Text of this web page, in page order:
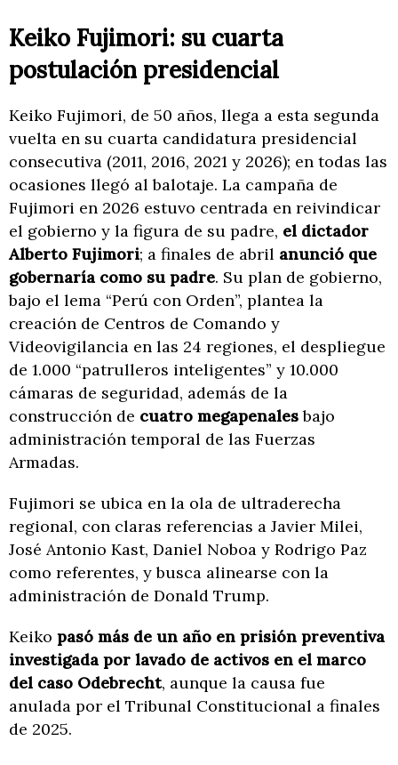
Keiko Fujimori: su cuarta
postulación presidencial
Keiko Fujimori, de 50 años, llega a esta segunda
vuelta en su cuarta candidatura presidencial
consecutiva (2011, 2016, 2021 y 2026); en todas las
ocasiones llegó al balotaje. La campaña de
Fujimori en 2026 estuvo centrada en reivindicar
el gobierno y la figura de su padre, el dictador
Alberto Fujimori; a finales de abril anunció que
gobernaría como su padre. Su plan de gobierno,
bajo el lema “Perú con Orden”, plantea la
creación de Centros de Comando y
Videovigilancia en las 24 regiones, el despliegue
de 1.000 “patrulleros inteligentes” y 10.000
cámaras de seguridad, además de la
construcción de cuatro megapenalesbajo
administración temporal de las Fuerzas
Armadas.
Fujimori se ubica en la ola de ultraderecha
regional, con claras referencias a Javier Milei,
José Antonio Kast, Daniel Noboa y Rodrigo Paz
como referentes, y busca alinearse con la
administración de Donald Trump.
Keiko pasó más de un año en prisión preventiva
investigada por lavado de activos en el marco
del caso Odebrecht, aunque la causa fue
anulada por el Tribunal Constitucional a finales
de 2025.